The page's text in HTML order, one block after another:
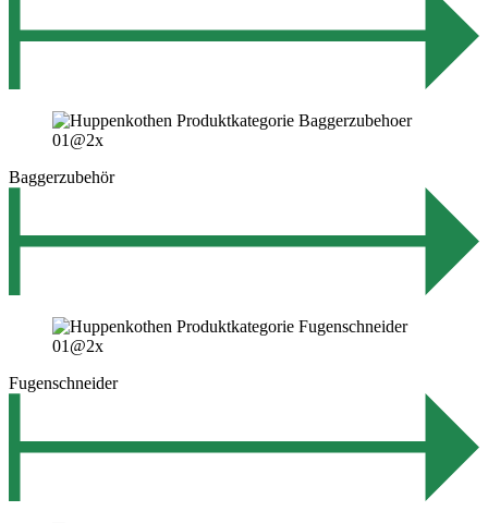
Baggerzubehör
Fugenschneider